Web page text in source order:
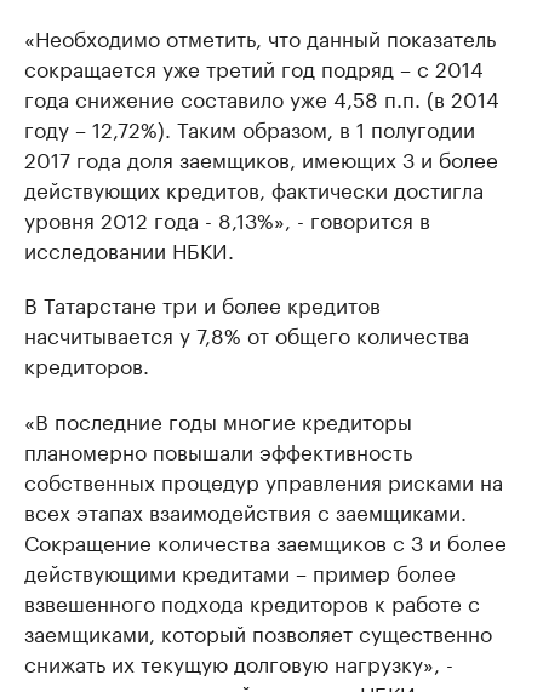
«Необходимо отметить, что данный показатель
сокращается уже третий год подряд – с 2014
года снижение составило уже 4,58 п.п. (в 2014
году – 12,72%). Таким образом, в 1 полугодии
2017 года доля заемщиков, имеющих 3 и более
действующих кредитов, фактически достигла
уровня 2012 года - 8,13%», - говорится в
исследовании НБКИ.
В Татарстане три и более кредитов
насчитывается у 7,8% от общего количества
кредиторов.
«В последние годы многие кредиторы
планомерно повышали эффективность
собственных процедур управления рисками на
всех этапах взаимодействия с заемщиками.
Сокращение количества заемщиков с 3 и более
действующими кредитами – пример более
взвешенного подхода кредиторов к работе с
заемщиками, который позволяет существенно
снижать их текущую долговую нагрузку», -